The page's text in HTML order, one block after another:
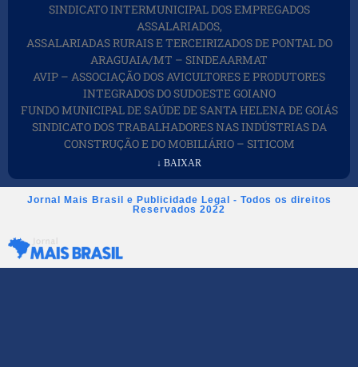
SINDICATO INTERMUNICIPAL DOS EMPREGADOS
ASSALARIADOS,
ASSALARIADAS RURAIS E TERCEIRIZADOS DE PONTAL DO
ARAGUAIA/MT – SINDEAARMAT
AVIP – ASSOCIAÇÃO DOS AVICULTORES E PRODUTORES
INTEGRADOS DO SUDOESTE GOIANO
FUNDO MUNICIPAL DE SAÚDE DE SANTA HELENA DE GOIÁS
SINDICATO DOS TRABALHADORES NAS INDÚSTRIAS DA
CONSTRUÇÃO E DO MOBILIÁRIO – SITICOM
↓ BAIXAR
Jornal Mais Brasil e Publicidade Legal - Todos os direitos
Reservados 2022